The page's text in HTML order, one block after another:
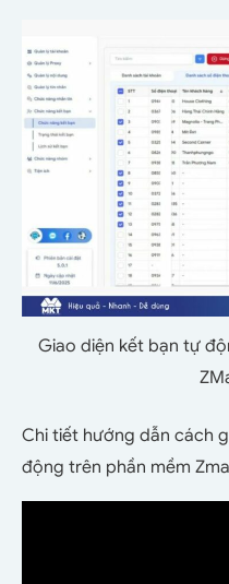
Giao diện kết bạn tự
Chi tiết hướng dẫn cách
động trên phần mềm